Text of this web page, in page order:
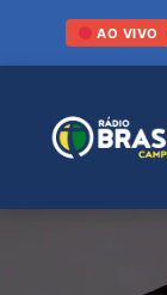
AO VIVO